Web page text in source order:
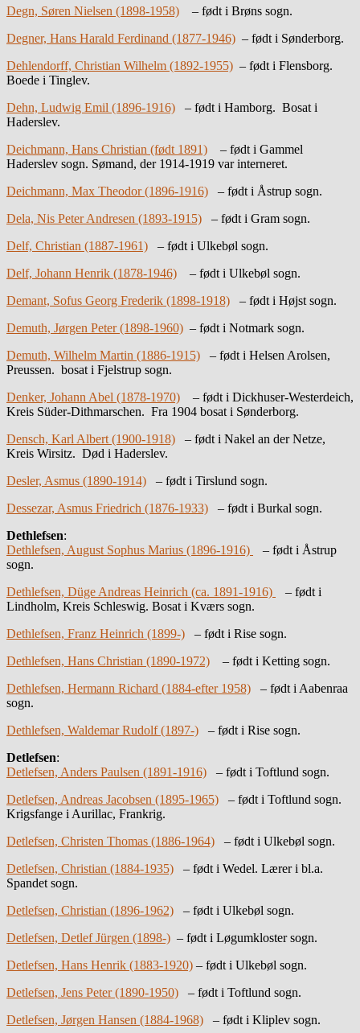
Degn, Søren Nielsen (1898-1958) – født i Brøns sogn.
Degner, Hans Harald Ferdinand (1877-1946) – født i Sønderborg.
Dehlendorff, Christian Wilhelm (1892-1955) – født i Flensborg.
Boede i Tinglev.
Dehn, Ludwig Emil (1896-1916) – født i Hamborg. Bosat i
Haderslev.
Deichmann, Hans Christian (født 1891) – født i Gammel
Haderslev sogn. Sømand, der 1914-1919 var interneret.
Deichmann, Max Theodor (1896-1916) – født i Åstrup sogn.
Dela, Nis Peter Andresen (1893-1915) – født i Gram sogn.
Delf, Christian (1887-1961) – født i Ulkebøl sogn.
Delf, Johann Henrik (1878-1946) – født i Ulkebøl sogn.
Demant, Sofus Georg Frederik (1898-1918) – født i Højst sogn.
Demuth, Jørgen Peter (1898-1960) – født i Notmark sogn.
Demuth, Wilhelm Martin (1886-1915) – født i Helsen Arolsen,
Preussen. bosat i Fjelstrup sogn.
Denker, Johann Abel (1878-1970) – født i Dickhuser-Westerdeich,
Kreis Süder-Dithmarschen. Fra 1904 bosat i Sønderborg.
Densch, Karl Albert (1900-1918) – født i Nakel an der Netze,
Kreis Wirsitz. Død i Haderslev.
Desler, Asmus (1890-1914) – født i Tirslund sogn.
Dessezar, Asmus Friedrich (1876-1933) – født i Burkal sogn.
Dethlefsen:
Dethlefsen, August Sophus Marius (1896-1916)
– født i Åstrup
sogn.
Dethlefsen, Düge Andreas Heinrich (ca. 1891-1916)
– født i
Lindholm, Kreis Schleswig. Bosat i Kværs sogn.
Dethlefsen, Franz Heinrich (1899-) – født i Rise sogn.
Dethlefsen, Hans Christian (1890-1972) – født i Ketting sogn.
Dethlefsen, Hermann Richard (1884-efter 1958) – født i Aabenraa
sogn.
Dethlefsen, Waldemar Rudolf (1897-) – født i Rise sogn.
Detlefsen:
Detlefsen, Anders Paulsen (1891-1916) – født i Toftlund sogn.
Detlefsen, Andreas Jacobsen (1895-1965) – født i Toftlund sogn.
Krigsfange i Aurillac, Frankrig.
Detlefsen, Christen Thomas (1886-1964) – født i Ulkebøl sogn.
Detlefsen, Christian (1884-1935) – født i Wedel. Lærer i bl.a.
Spandet sogn.
Detlefsen, Christian (1896-1962) – født i Ulkebøl sogn.
Detlefsen, Detlef Jürgen (1898-) – født i Løgumkloster sogn.
Detlefsen, Hans Henrik (1883-1920) – født i Ulkebøl sogn.
Detlefsen, Jens Peter (1890-1950) – født i Toftlund sogn.
Detlefsen, Jørgen Hansen (1884-1968) – født i Kliplev sogn.